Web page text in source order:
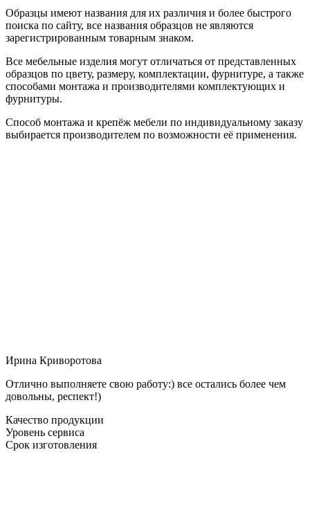
Образцы имеют названия для их различия и более быстрого
поиска по сайту, все названия образцов не являются
зарегистрированным товарным знаком.
Все мебельные изделия могут отличаться от представленных
образцов по цвету, размеру, комплектации, фурнитуре, а также
способами монтажа и производителями комплектующих и
фурнитуры.
Способ монтажа и крепёж мебели по индивидуальному заказу
выбирается производителем по возможности её применения.
Ирина Криворотова
Отлично выполняете свою работу:) все остались более чем
довольны, респект!)
Качество продукции
Уровень сервиса
Срок изготовления